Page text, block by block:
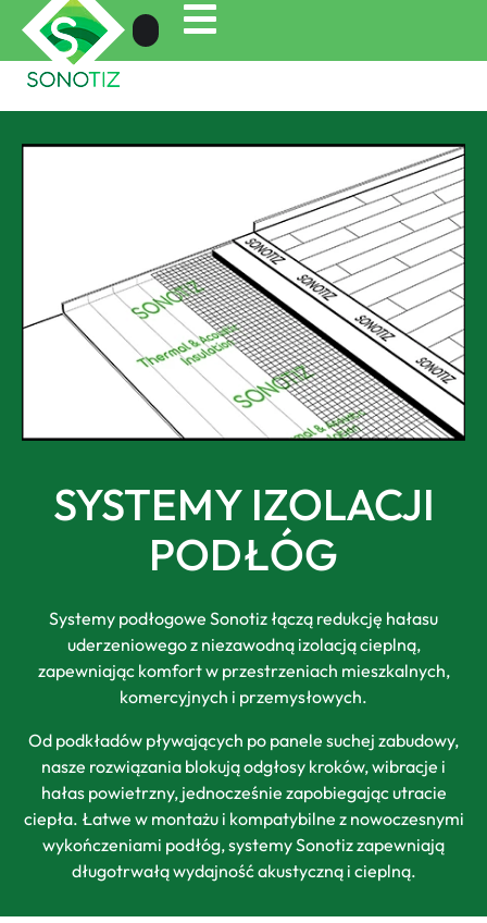
SYSTEMY IZOLACJI
PODŁÓG
Systemy podłogowe Sonotiz łączą redukcję hałasu
uderzeniowego z niezawodną izolacją cieplną,
zapewniając komfort w przestrzeniach mieszkalnych,
komercyjnych i przemysłowych.
Od podkładów pływających po panele suchej zabudowy,
nasze rozwiązania blokują odgłosy kroków, wibracje i
hałas powietrzny, jednocześnie zapobiegając utracie
ciepła. Łatwe w montażu i kompatybilne z nowoczesnymi
wykończeniami podłóg, systemy Sonotiz zapewniają
długotrwałą wydajność akustyczną i cieplną.